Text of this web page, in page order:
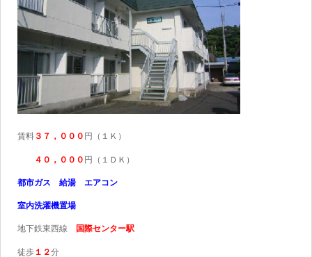
賃料 ３７，０００ 円（１Ｋ）
４０ ，０００ 円（１ＤＫ）
都市ガス 給湯 エアコン
室内洗濯機置場
地下鉄東西線 国際センター駅
徒歩 １２分